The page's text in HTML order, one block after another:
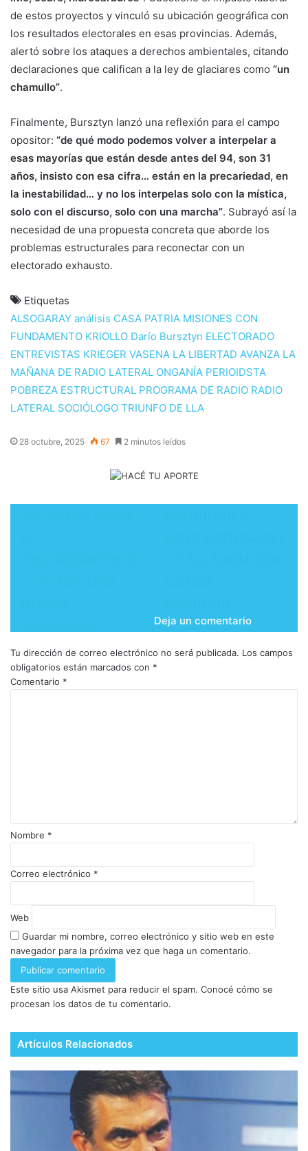
de estos proyectos y vinculó su ubicación geográfica con
los resultados electorales en esas provincias. Además,
alertó sobre los ataques a derechos ambientales, citando
declaraciones que califican a la ley de glaciares como “un
chamullo”.
Finalmente, Bursztyn lanzó una reflexión para el campo
opositor: “de qué modo podemos volver a interpelar a
esas mayorías que están desde antes del 94, son 31
años, insisto con esa cifra… están en la precariedad, en
la inestabilidad… y no los interpelas solo con la mística,
solo con el discurso, solo con una marcha”. Subrayó así la
necesidad de una propuesta concreta que aborde los
problemas estructurales para reconectar con un
electorado exhausto.
Etiquetas
ALSOGARAY análisis CASA PATRIA MISIONES CON
FUNDAMENTO KRIOLLO Darío Bursztyn ELECTORADO
ENTREVISTAS KRIEGER VASENA LA LIBERTAD AVANZA LA
MAÑANA DE RADIO LATERAL ONGANÍA PERIOIDSTA
POBREZA ESTRUCTURAL PROGRAMA DE RADIO RADIO
LATERAL SOCIÓLOGO TRIUNFO DE LLA
28 octubre, 2025 67 2 minutos leídos
Deja un comentario
Tu dirección de correo electrónico no será publicada. Los campos
obligatorios están marcados con *
Comentario *
Nombre *
Correo electrónico *
Web
Guardar mi nombre, correo electrónico y sitio web en este
navegador para la próxima vez que haga un comentario.
Este sitio usa Akismet para reducir el spam. Conocé cómo se
procesan los datos de tu comentario.
Artículos Relacionados